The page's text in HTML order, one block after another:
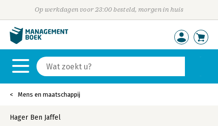
Op werkdagen voor 23:00 besteld, morgen in huis
Mens en maatschappij
Hager Ben Jaffel